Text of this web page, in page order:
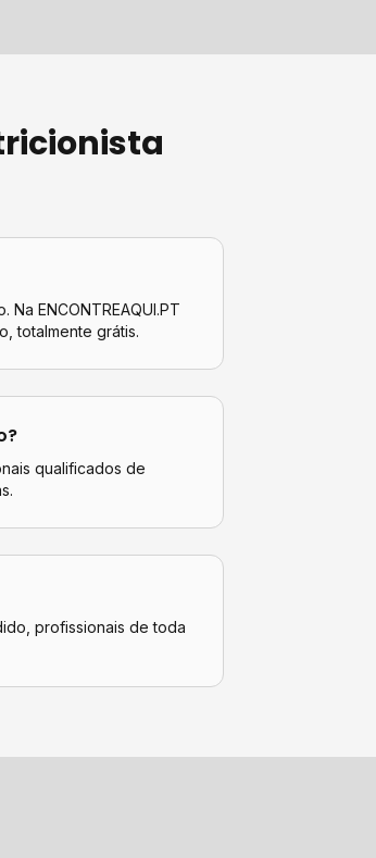
ENCONTREAQUI.PT
, totalmente grátis.
?
qualificados de
profissionais de toda